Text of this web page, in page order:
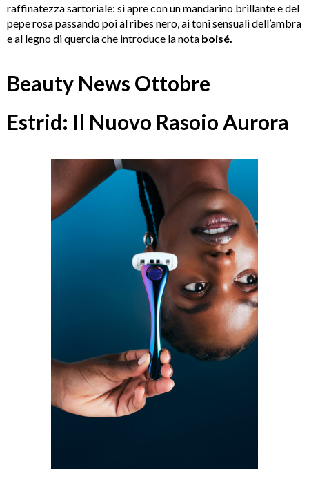
raffinatezza sartoriale: si apre con un mandarino brillante e del
pepe rosa passando poi al ribes nero, ai toni sensuali dell’ambra
e al legno di quercia che introduce la nota boisé.
Beauty News Ottobre
Estrid: Il Nuovo Rasoio Aurora